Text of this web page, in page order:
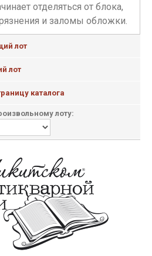
отделяться от блока,
и заломы обложки.
лот
лот
каталога
лоту: